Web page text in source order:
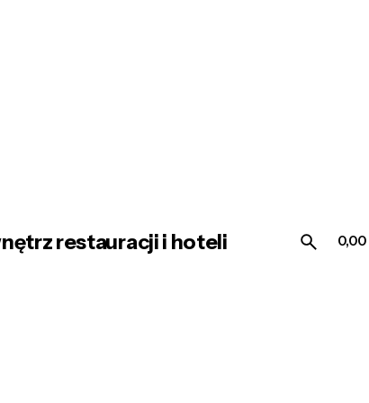
restauracji i hoteli 0,00